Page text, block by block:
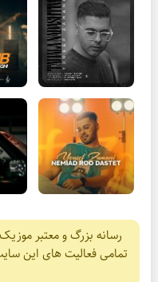
رسانه بزرگ و معتبر
تمامی فعالیت های این